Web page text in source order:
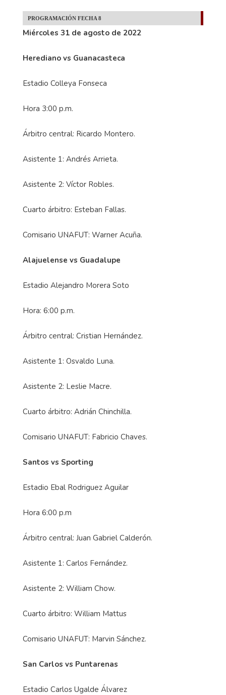
PROGRAMACIÓN FECHA 8
Miércoles 31 de agosto de 2022
Herediano vs Guanacasteca
Estadio Colleya Fonseca
Hora 3:00 p.m.
Árbitro central: Ricardo Montero.
Asistente 1: Andrés Arrieta.
Asistente 2: Víctor Robles.
Cuarto árbitro: Esteban Fallas.
Comisario UNAFUT: Warner Acuña.
Alajuelense vs Guadalupe
Estadio Alejandro Morera Soto
Hora: 6:00 p.m.
Árbitro central: Cristian Hernández.
Asistente 1: Osvaldo Luna.
Asistente 2: Leslie Macre.
Cuarto árbitro: Adrián Chinchilla.
Comisario UNAFUT: Fabricio Chaves.
Santos vs Sporting
Estadio Ebal Rodriguez Aguilar
Hora 6:00 p.m
Árbitro central: Juan Gabriel Calderón.
Asistente 1: Carlos Fernández.
Asistente 2: William Chow.
Cuarto árbitro: William Mattus
Comisario UNAFUT: Marvin Sánchez.
San Carlos vs Puntarenas
Estadio Carlos Ugalde Álvarez